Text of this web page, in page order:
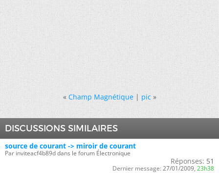
« Champ Magnétique|pic »
DISCUSSIONS SIMILAIRES
source de courant -> miroir de courant
Par inviteacf4b89d dans le forum Électronique
Réponses: 51
Dernier message: 27/01/2009, 23h38